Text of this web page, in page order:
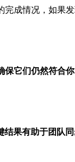
完成情况，如果
保它们仍然符合
果有助于团队同